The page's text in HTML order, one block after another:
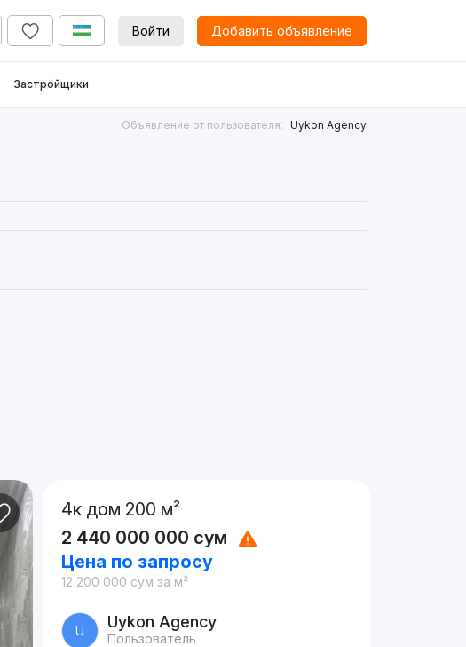
Войти Добавить объявление
Застройщики
Объявление от пользователя: Uykon Agency
4к дом 200 м²
2 440 000 000 сум
Цена по запросу
12 200 000 сум за м²
U Uykon Agency
Пользователь